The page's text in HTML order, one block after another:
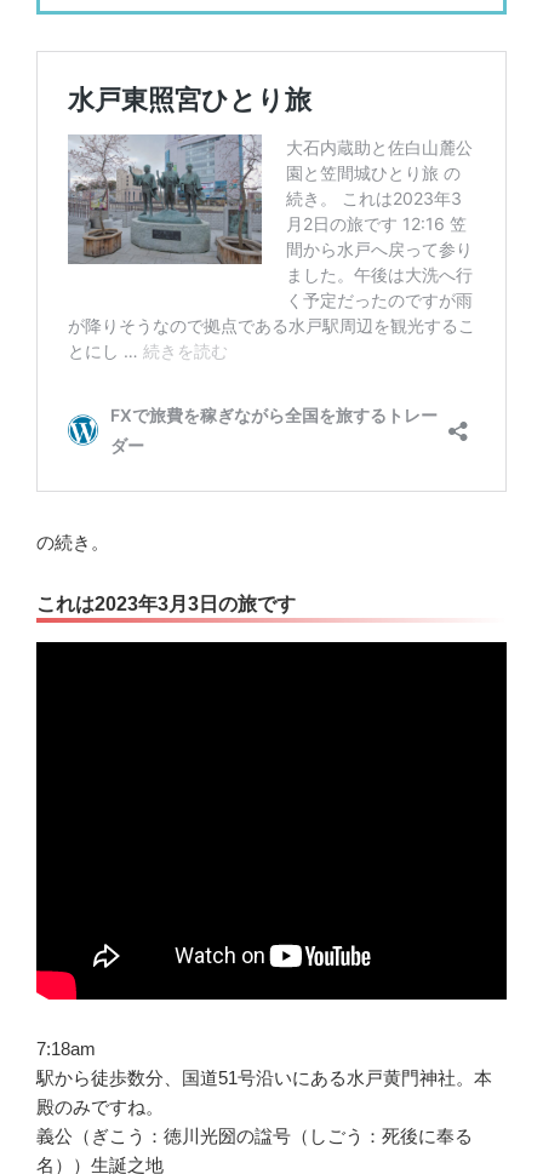
の続き。
これは2023年3月3日の旅です
7:18am
駅から徒歩数分、国道51号沿いにある水戸黄門神社。本
殿のみですね。
義公（ぎこう：徳川光圀の諡号（しごう：死後に奉る
名））生誕之地